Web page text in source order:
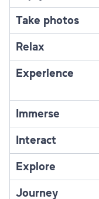
Take photos
Relax
Experience
Immerse
Interact
Explore
Journey